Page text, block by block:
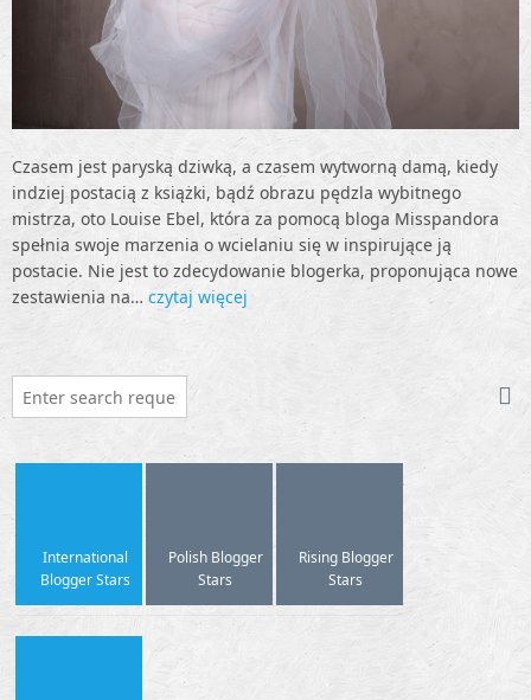
Czasem jest paryską dziwką, a czasem wytworną damą, kiedy
indziej postacią z książki, bądź obrazu pędzla wybitnego
mistrza, oto Louise Ebel, która za pomocą bloga Misspandora
spełnia swoje marzenia o wcielaniu się w inspirujące ją
postacie. Nie jest to zdecydowanie blogerka, proponująca nowe
zestawienia na… czytaj więcej
International
Blogger Stars
Polish Blogger
Stars
Rising Blogger
Stars